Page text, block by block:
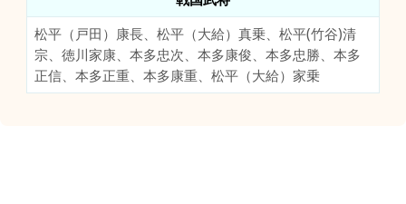
松平（戸田）康長、松平（大給）真乗、松平(竹谷)清
宗、徳川家康、本多忠次、本多康俊、本多忠勝、本多
正信、本多正重、本多康重、松平（大給）家乗